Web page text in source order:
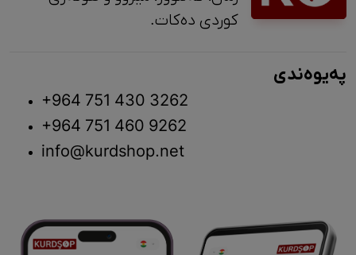
کوردی دەکات.
پەیوەندی
+964 751 430 3262
+964 751 460 9262
info@kurdshop.net